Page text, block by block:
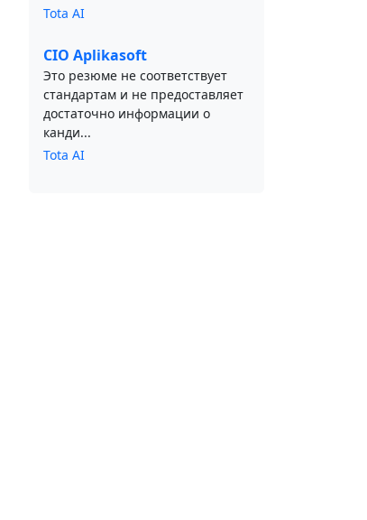
Tota AI
CIO Aplikasoft
Это резюме не соответствует
стандартам и не предоставляет
достаточно информации о
канди...
Tota AI